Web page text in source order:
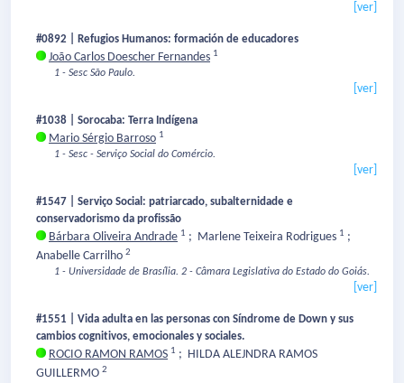
[ver]
#0892 | Refugios Humanos: formación de educadores
João Carlos Doescher Fernandes 1
1 - Sesc São Paulo.
[ver]
#1038 | Sorocaba: Terra Indígena
Mario Sérgio Barroso 1
1 - Sesc - Serviço Social do Comércio.
[ver]
#1547 | Serviço Social: patriarcado, subalternidade e
conservadorismo da profissão
Bárbara Oliveira Andrade 1 ; Marlene Teixeira Rodrigues 1 ;
Anabelle Carrilho 2
1 - Universidade de Brasília. 2 - Câmara Legislativa do Estado do Goiás.
[ver]
#1551 | Vida adulta en las personas con Síndrome de Down y sus
cambios cognitivos, emocionales y sociales.
ROCIO RAMON RAMOS 1 ; HILDA ALEJNDRA RAMOS
GUILLERMO 2